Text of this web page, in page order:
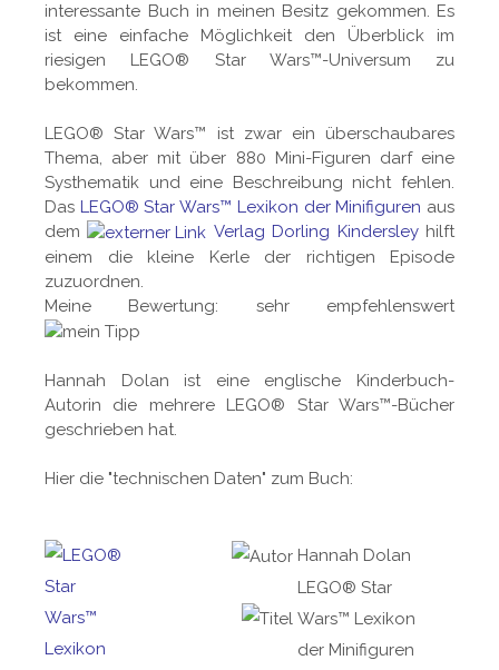
interessante Buch in meinen Besitz gekommen. Es
ist eine einfache Möglichkeit den Überblick im
riesigen LEGO® Star Wars™-Universum zu
bekommen.
LEGO® Star Wars™ ist zwar ein überschaubares
Thema, aber mit über 880 Mini-Figuren darf eine
Systhematik und eine Beschreibung nicht fehlen.
Das LEGO® Star Wars™ Lexikon der Minifiguren aus
dem
Verlag Dorling Kindersleyhilft
einem die kleine Kerle der richtigen Episode
zuzuordnen.
Meine Bewertung: sehr empfehlenswert
Hannah Dolan ist eine englische Kinderbuch-
Autorin die mehrere LEGO® Star Wars™-Bücher
geschrieben hat.
Hier die "technischen Daten" zum Buch:
Hannah Dolan
LEGO® Star
Wars™ Lexikon
der Minifiguren